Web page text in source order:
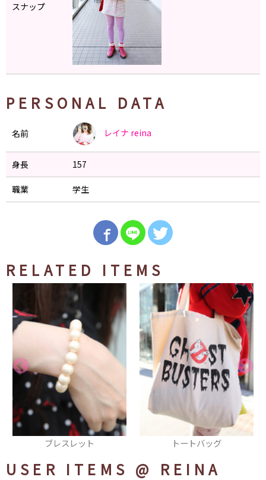
スナップ
PERSONAL DATA
名前 レイナ reina
身長 157
職業 学生
RELATED ITEMS
トートバッグ ロンT
USER ITEMS @ REINA